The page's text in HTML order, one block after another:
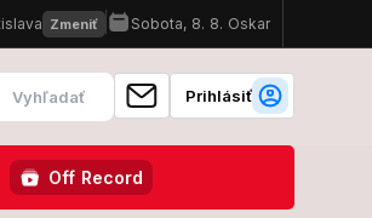
dron, mimoriadne zasadala
Prihlásiť
Off Record